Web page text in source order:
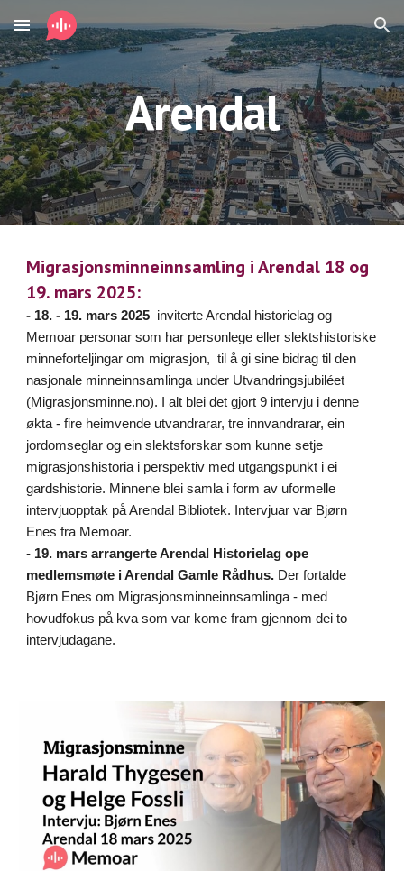
Skip to main content Skip to navigation
Arendal
Migrasjonsminneinnsamling i Arendal 18 og
19. mars 2025:
- 18. - 19. mars 2025 inviterte Arendal historielag og
Memoar personar som har personlege eller slektshistoriske
minneforteljingar om migrasjon, til å gi sine bidrag til den
nasjonale minneinnsamlinga under Utvandringsjubiléet
(Migrasjonsminne.no). I alt blei det gjort 9 intervju i denne
økta - fire heimvende utvandrarar, tre innvandrarar, ein
jordomseglar og ein slektsforskar som kunne setje
migrasjonshistoria i perspektiv med utgangspunkt i ei
gardshistorie. Minnene blei samla i form av uformelle
intervjuopptak på Arendal Bibliotek. Intervjuar var Bjørn
Enes fra Memoar.
- 19. mars arrangerte Arendal Historielag ope
medlemsmøte i Arendal Gamle Rådhus. Der fortalde
Bjørn Enes om Migrasjonsminneinnsamlinga - med
hovudfokus på kva som var kome fram gjennom dei to
intervjudagane.